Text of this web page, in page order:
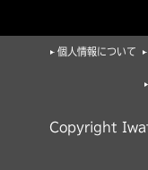
個人情報について
Copyright